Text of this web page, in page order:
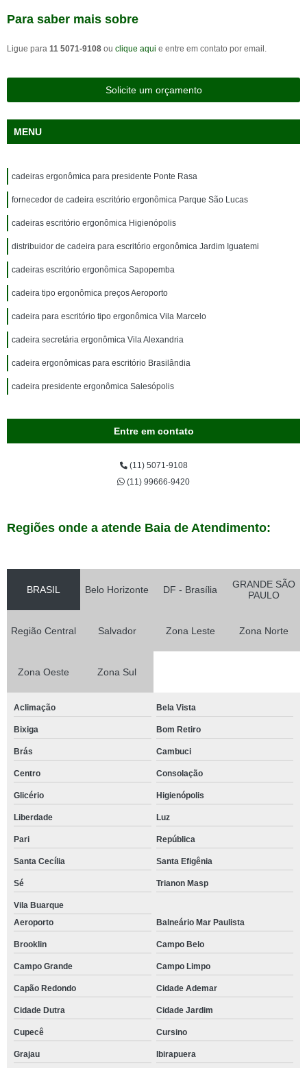
Para saber mais sobre
Ligue para 11 5071-9108 ou clique aqui e entre em contato por email.
Solicite um orçamento
MENU
cadeiras ergonômica para presidente Ponte Rasa
fornecedor de cadeira escritório ergonômica Parque São Lucas
cadeiras escritório ergonômica Higienópolis
distribuidor de cadeira para escritório ergonômica Jardim Iguatemi
cadeiras escritório ergonômica Sapopemba
cadeira tipo ergonômica preços Aeroporto
cadeira para escritório tipo ergonômica Vila Marcelo
cadeira secretária ergonômica Vila Alexandria
cadeira ergonômicas para escritório Brasilândia
cadeira presidente ergonômica Salesópolis
Entre em contato
(11) 5071-9108
(11) 99666-9420
Regiões onde a atende Baia de Atendimento:
BRASIL Belo Horizonte DF - Brasília
GRANDE SÃO
PAULO
Região Central Salvador Zona Leste Zona Norte
Zona Oeste Zona Sul
Aclimação Bela Vista
Bixiga Bom Retiro
Brás Cambuci
Centro Consolação
Glicério Higienópolis
Liberdade Luz
Pari República
Santa Cecília Santa Efigênia
Sé Trianon Masp
Vila Buarque
Aeroporto
Balneário Mar Paulista
Brooklin Campo Belo
Campo Grande Campo Limpo
Capão Redondo Cidade Ademar
Cidade Dutra Cidade Jardim
Cupecê Cursino
Grajau Ibirapuera